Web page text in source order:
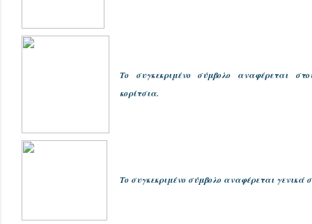
Το συγκεκριμένο σύμβολο αναφέρεται
κορίτσια.
Το συγκεκριμένο σύμβολο αναφέρεται γενικά